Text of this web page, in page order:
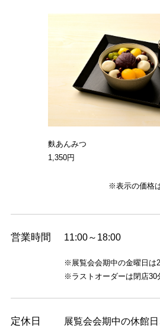
麩あんみつ
1,350円
営業時間 11:00～18:00
※ 展覧会会期中の金曜日は
※ ラストオーダーは閉店30
定休日
展覧会会期中の休館
※表示の価格